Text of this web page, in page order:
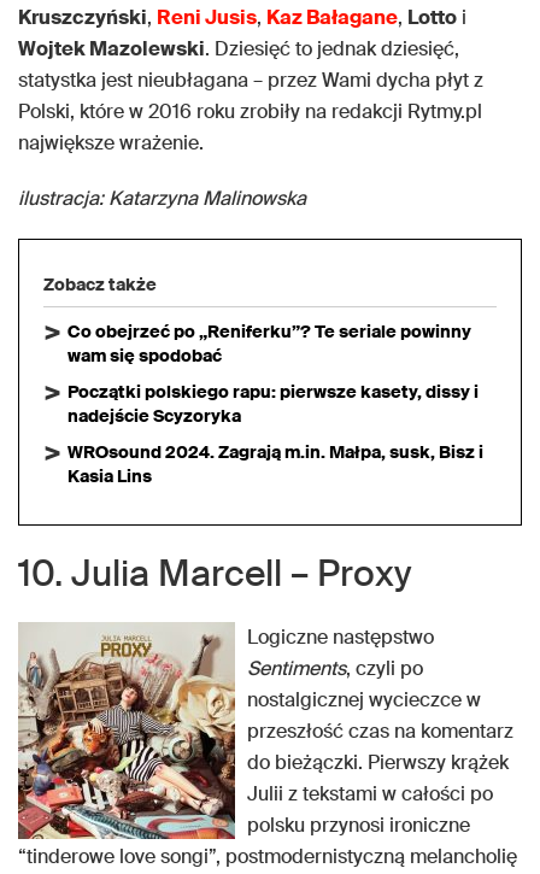
Kruszczyński, Reni Jusis, Kaz Bałagane, Lotto i
Wojtek Mazolewski. Dziesięć to jednak dziesięć,
statystka jest nieubłagana – przez Wami dycha płyt z
Polski, które w 2016 roku zrobiły na redakcji Rytmy.pl
największe wrażenie.
ilustracja: Katarzyna Malinowska
Zobacz także
Co obejrzeć po „Reniferku”? Te seriale powinny
wam się spodobać
Początki polskiego rapu: pierwsze kasety, dissy i
nadejście Scyzoryka
WROsound 2024. Zagrają m.in. Małpa, susk, Bisz i
Kasia Lins
10. Julia Marcell – Proxy
Logiczne następstwo
Sentiments, czyli po
nostalgicznej wycieczce w
przeszłość czas na komentarz
do bieżączki. Pierwszy krążek
Julii z tekstami w całości po
polsku przynosi ironiczne
“tinderowe love songi”, postmodernistyczną melancholię